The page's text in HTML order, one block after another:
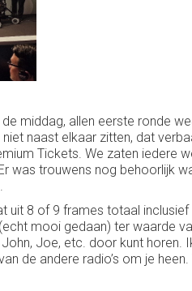
middag, allen eerste ronde
naast elkaar zitten, dat
Tickets. We zaten iedere
was trouwens nog behoorlijk
8 of 9 frames totaal
mooi gedaan) ter waarde
Joe, etc. door kunt
de andere radio’s om je